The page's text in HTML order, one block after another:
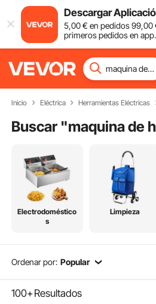
Descargar
5,00€ en pedidos99,00
primeros pedidos en app.
Inicio Eléctrica Herramientas Eléctricas
Buscar "
Electrodoméstico
s
Limpieza
Ordenar por: Popular
100+Resultados